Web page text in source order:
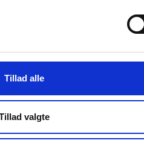
Tillad alle
valgte
3100 DKK pr. plads